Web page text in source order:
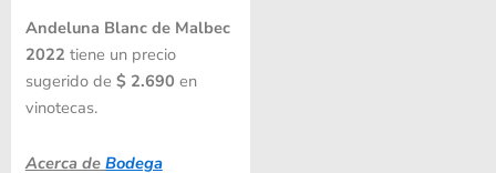
Andeluna Blanc de Malbec
2022 tiene un precio
sugerido de $ 2.690 en
vinotecas.
Acerca de Bodega